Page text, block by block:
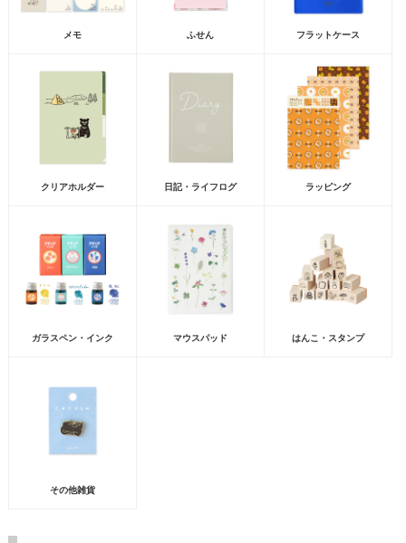
メモ ふせん フラットケース
クリアホルダー 日記・ライフログ ラッピング
ガラスペン・インク マウスパッド はんこ・スタンプ
その他雑貨